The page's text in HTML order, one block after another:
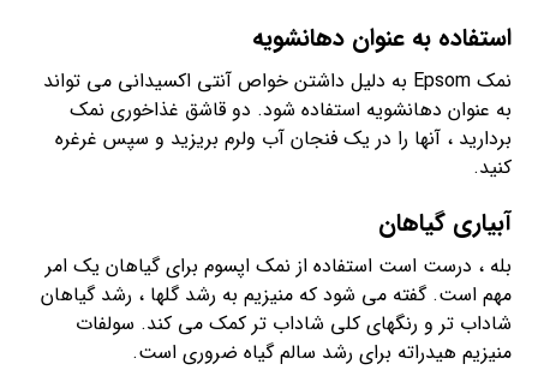
استفاده به عنوان دهانشویه
نمک Epsom به دلیل داشتن خواص آنتی اکسیدانی می تواند
به عنوان دهانشویه استفاده شود. دو قاشق غذاخوری نمک
بردارید ، آنها را در یک فنجان آب ولرم بریزید و سپس غرغره
کنید.
آبیاری گیاهان
بله ، درست است استفاده از نمک اپسوم برای گیاهان یک امر
مهم است. گفته می شود که منیزیم به رشد گلها ، رشد گیاهان
شاداب تر و رنگهای کلی شاداب تر کمک می کند. سولفات
منیزیم هیدراته برای رشد سالم گیاه ضروری است.